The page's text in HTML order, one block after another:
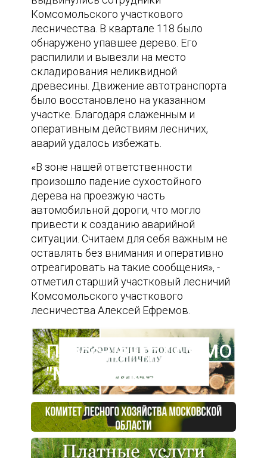
Комсомольского участкового
лесничества. В квартале 118 было
обнаружено упавшее дерево. Его
распилили и вывезли на место
складирования неликвидной
древесины. Движение автотранспорта
было восстановлено на указанном
участке. Благодаря слаженным и
оперативным действиям лесничих,
аварий удалось избежать.
«В зоне нашей ответственности
произошло падение сухостойного
дерева на проезжую часть
автомобильной дороги, что могло
привести к созданию аварийной
ситуации. Считаем для себя важным не
оставлять без внимания и оперативно
отреагировать на такие сообщения», -
отметил старший участковый лесничий
Комсомольского участкового
лесничества Алексей Ефремов.
Пресс-центр ГАУ МО
"Мособллес"